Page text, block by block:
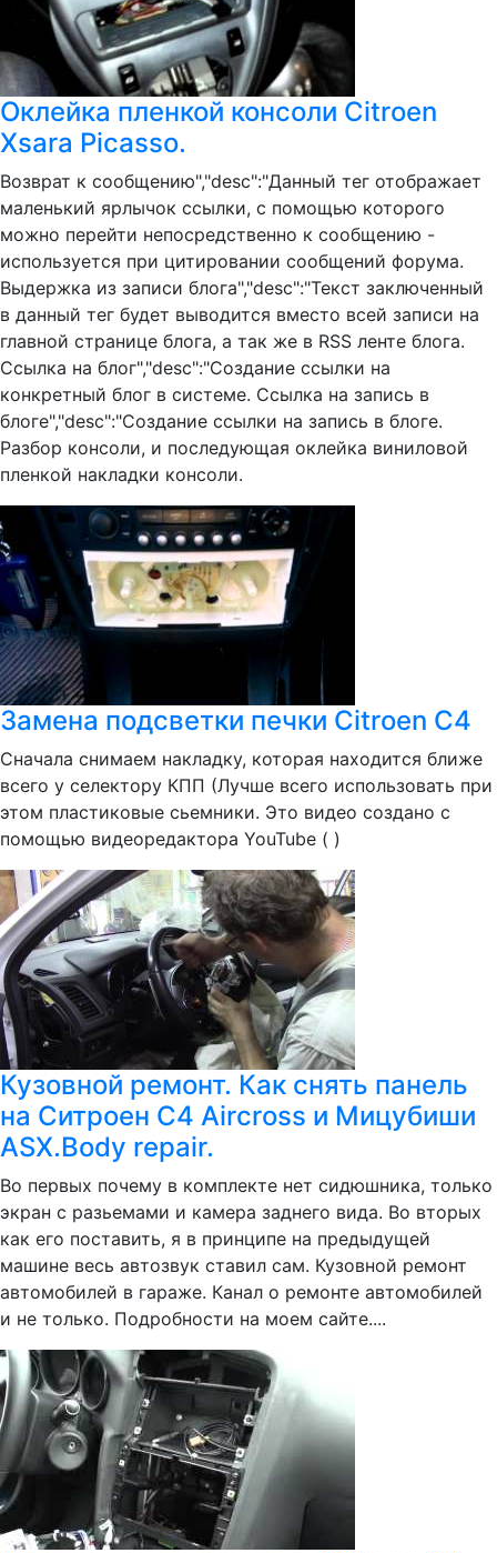
Оклейка пленкой консоли Citroen
Xsara Picasso.
Возврат к сообщению","desc":"Данный тег отображает
маленький ярлычок ссылки, с помощью которого
можно перейти непосредственно к сообщению -
используется при цитировании сообщений форума.
Выдержка из записи блога","desc":"Текст заключенный
в данный тег будет выводится вместо всей записи на
главной странице блога, а так же в RSS ленте блога.
Ссылка на блог","desc":"Создание ссылки на
конкретный блог в системе. Ссылка на запись в
блоге","desc":"Создание ссылки на запись в блоге.
Разбор консоли, и последующая оклейка виниловой
пленкой накладки консоли.
Замена подсветки печки Citroen C4
Сначала снимаем накладку, которая находится ближе
всего у селектору КПП (Лучше всего использовать при
этом пластиковые сьемники. Это видео создано с
помощью видеоредактора YouTube ( )
Кузовной ремонт. Как снять панель
на Ситроен C4 Aircross и Мицубиши
ASX.Body repair.
Во первых почему в комплекте нет сидюшника, только
экран с разьемами и камера заднего вида. Во вторых
как его поставить, я в принципе на предыдущей
машине весь автозвук ставил сам. Кузовной ремонт
автомобилей в гараже. Канал о ремонте автомобилей
и не только. Подробности на моем сайте....